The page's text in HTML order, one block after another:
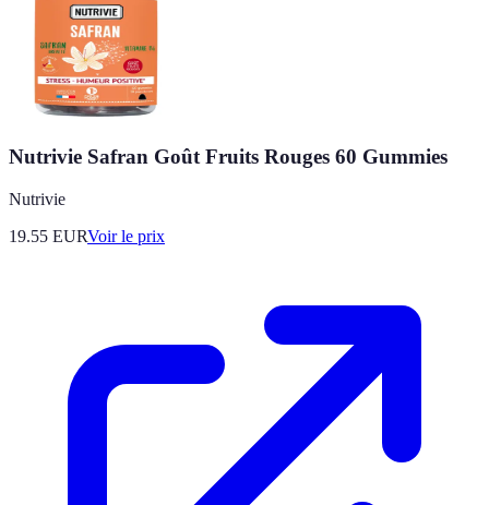
Nutrivie Safran Goût Fruits Rouges 60 Gummies
Nutrivie
19.55 EURVoir le prix